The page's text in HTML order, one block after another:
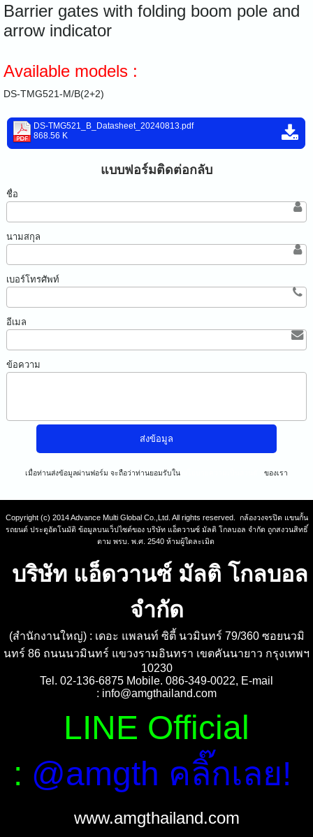
Barrier gates with folding boom pole and
arrow indicator
Available models :
DS-TMG521-M/B(2+2)
DS-TMG521_B_Datasheet_20240813.pdf
868.56 K
แบบฟอร์มติดต่อกลับ
ชื่อ
นามสกุล
เบอร์โทรศัพท์
อีเมล
ข้อความ
เมื่อท่านส่งข้อมูลผ่านฟอร์ม จะถือว่าท่านยอมรับในนโยบายความเป็นส่วนตัว ของเรา
Copyright (c) 2014 Advance Multi Global Co.,Ltd. All rights reserved. กล้องวงจรปิด แขนกั้น
รถยนต์ ประตูอัตโนมัติ ข้อมูลบนเว็ปไซต์ของ บริษัท แอ็ดวานซ์ มัลติ โกลบอล จำกัด ถูกสงวนสิทธิ์
ตาม พรบ. พ.ศ. 2540 ห้ามผู้ใดละเมิด
บริษัท แอ็ดวานซ์ มัลติ โกลบอล
จำกัด
(สำนักงานใหญ่) : เดอะ แพลนท์ ซิตี้ นวมินทร์ 79/360 ซอยนวมิ
นทร์ 86 ถนนนวมินทร์ แขวงรามอินทรา เขตคันนายาว กรุงเทพฯ
10230
Tel. 02-136-6875 Mobile. 086-349-0022, E-mail
: info@amgthailand.com
LINE Official
: @amgth คลิ๊กเลย!
www.amgthailand.com